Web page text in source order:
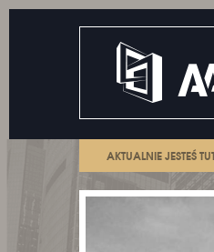
AKTUALNIE JESTEŚ